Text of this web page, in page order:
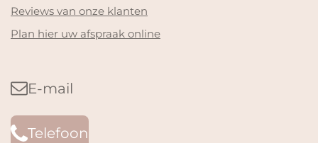
Reviews van onze klanten
Plan hier uw afspraak online
E-mail
Telefoon